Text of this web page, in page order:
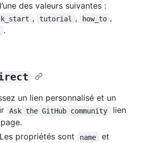
des valeurs suivantes :
, tutorial , how_to ,
.
un lien personnalisé et un
Ask the GitHub community
lien
propriétés sont name et